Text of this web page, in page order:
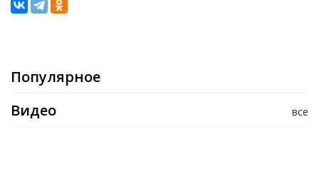
Популярное
все
Видео